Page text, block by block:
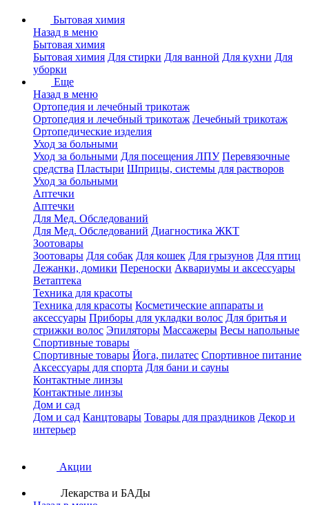
Бытовая химия
Назад в меню
Бытовая химия
Бытовая химия Для стирки Для ванной Для кухни Для
уборки
Еще
Назад в меню
Ортопедия и лечебный трикотаж
Ортопедия и лечебный трикотаж Лечебный трикотаж
Ортопедические изделия
Уход за больными
Уход за больными Для посещения ЛПУ Перевязочные
средства Пластыри Шприцы, системы для растворов
Уход за больными
Аптечки
Аптечки
Для Мед. Обследований
Для Мед. Обследований Диагностика ЖКТ
Зоотовары
Зоотовары Для собак Для кошек Для грызунов Для птиц
Лежанки, домики Переноски Аквариумы и аксессуары
Ветаптека
Техника для красоты
Техника для красоты Косметические аппараты и
аксессуары Приборы для укладки волос Для бритья и
стрижки волос Эпиляторы Массажеры Весы напольные
Спортивные товары
Спортивные товары Йога, пилатес Спортивное питание
Аксессуары для спорта Для бани и сауны
Контактные линзы
Контактные линзы
Дом и сад
Дом и сад Канцтовары Товары для праздников Декор и
интерьер
Акции
Лекарства и БАДы